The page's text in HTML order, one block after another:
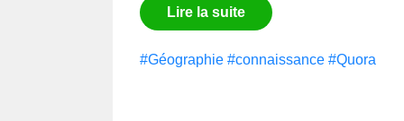
Lire la suite
#Géographie #connaissance #Quora